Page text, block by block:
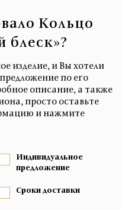
Кольцо
изделие, и Вы хотели
по его
описание, а также
просто оставьте
и нажмите
Индивидуальное
предложение
Сроки доставки